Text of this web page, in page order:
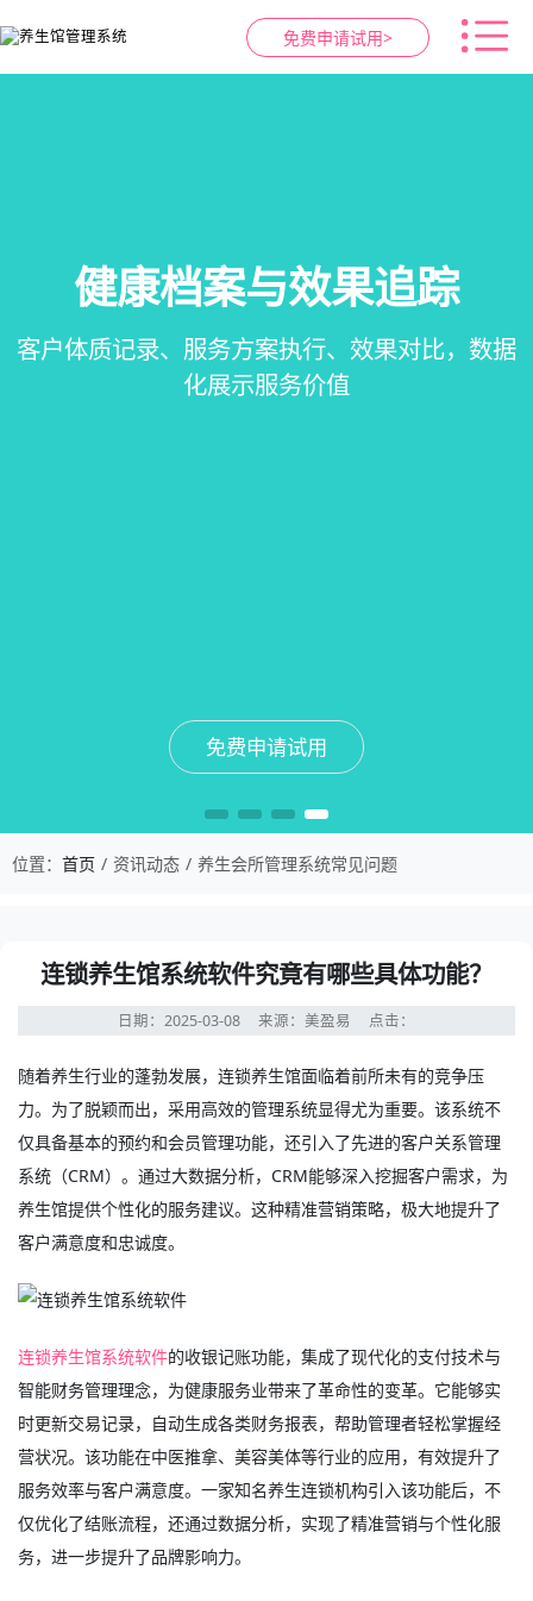
免费申请试用>
会员营销&锁客
会员积分、套餐定制、精准营销、客户关怀，提
升复购率与客单价
免费申请试用
预约与工位管理
在线预约、智能排班、技师调度、房间/床位状态
一目了然，提升资源利用率
免费申请试用
健康档案与效果追踪
客户体质记录、服务方案执行、效果对比，数据
化展示服务价值
免费申请试用
智慧养生馆管理系统
一站式解决养生馆预约、服务、会员、财务、营
销全流程数字化管理
免费申请试用
位置： 首页 资讯动态 养生会所管理系统常见问题
连锁养生馆系统软件究竟有哪些具体功能？
日期：2025-03-08 来源：美盈易 点击：
随着养生行业的蓬勃发展，连锁养生馆面临着前所未有的竞争压
力。为了脱颖而出，采用高效的管理系统显得尤为重要。该系统不
仅具备基本的预约和会员管理功能，还引入了先进的客户关系管理
系统（CRM）。通过大数据分析，CRM能够深入挖掘客户需求，为
养生馆提供个性化的服务建议。这种精准营销策略，极大地提升了
客户满意度和忠诚度。
连锁养生馆系统软件的收银记账功能，集成了现代化的支付技术与
智能财务管理理念，为健康服务业带来了革命性的变革。它能够实
时更新交易记录，自动生成各类财务报表，帮助管理者轻松掌握经
营状况。该功能在中医推拿、美容美体等行业的应用，有效提升了
服务效率与客户满意度。一家知名养生连锁机构引入该功能后，不
仅优化了结账流程，还通过数据分析，实现了精准营销与个性化服
务，进一步提升了品牌影响力。